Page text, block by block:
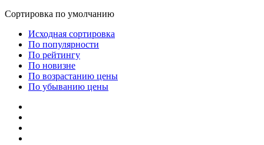
Сортировка по умолчанию
Исходная сортировка
По популярности
По рейтингу
По новизне
По возрастанию цены
По убыванию цены